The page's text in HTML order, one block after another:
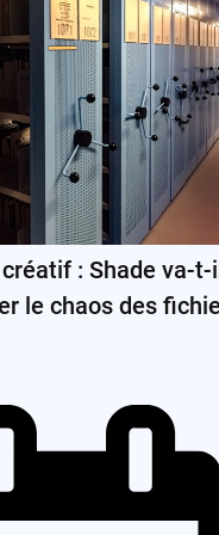
: Shade va-t-il
le chaos des